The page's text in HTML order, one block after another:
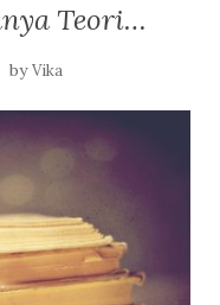
Teori…
byVika